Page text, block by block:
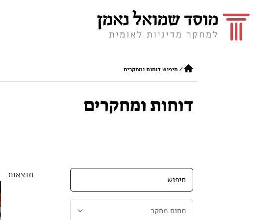
/חיפוש דוחות ומחקרים
דוחות ומחקרים
תוצאות